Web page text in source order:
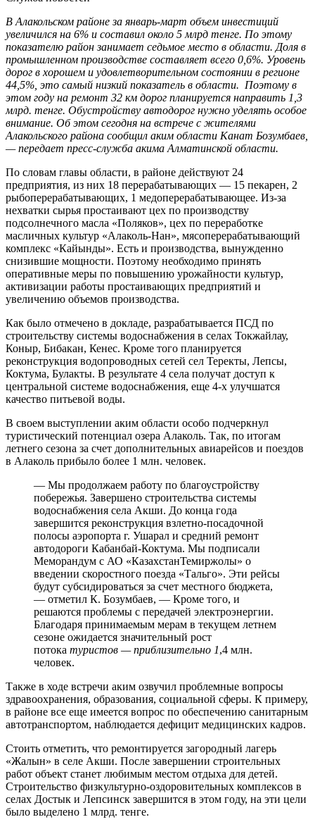
В Алакольском районе за январь-март объем инвестиций
увеличился на 6% и составил около 5 млрд тенге. По этому
показателю район занимает седьмое место в области. Доля в
промышленном производстве составляет всего 0,6%. Уровень
дорог в хорошем и удовлетворительном состоянии в регионе
44,5%, это самый низкий показатель в области. Поэтому в
этом году на ремонт 32 км дорог планируется направить 1,3
млрд. тенге. Обустройству автодорог нужно уделять особое
внимание. Об этом сегодня на встрече с жителями
Алакольского района сообщил аким области Канат Бозумбаев,
— передает пресс-служба акима Алматинской области.
По словам главы области, в районе действуют 24
предприятия, из них 18 перерабатывающих — 15 пекарен, 2
рыбоперерабатывающих, 1 медоперерабатывающее. Из-за
нехватки сырья простаивают цех по производству
подсолнечного масла «Поляков», цех по переработке
масличных культур «Алаколь-Нан», мясоперерабатывающий
комплекс «Кайынды». Есть и производства, вынужденно
снизившие мощности. Поэтому необходимо принять
оперативные меры по повышению урожайности культур,
активизации работы простаивающих предприятий и
увеличению объемов производства.
Как было отмечено в докладе, разрабатывается ПСД по
строительству системы водоснабжения в селах Токжайлау,
Коныр, Бибакан, Кенес. Кроме того планируется
реконструкция водопроводных сетей сел Теректы, Лепсы,
Коктума, Булакты. В результате 4 села получат доступ к
центральной системе водоснабжения, еще 4-х улучшатся
качество питьевой воды.
В своем выступлении аким области особо подчеркнул
туристический потенциал озера Алаколь. Так, по итогам
летнего сезона за счет дополнительных авиарейсов и поездов
в Алаколь прибыло более 1 млн. человек.
— Мы продолжаем работу по благоустройству
побережья. Завершено строительства системы
водоснабжения села Акши. До конца года
завершится реконструкция взлетно-посадочной
полосы аэропорта г. Ушарал и средний ремонт
автодороги Кабанбай-Коктума. Мы подписали
Меморандум с АО «КазахстанТемиржолы» о
введении скоростного поезда «Тальго». Эти рейсы
будут субсидироваться за счет местного бюджета,
— отметил К. Бозумбаев, — Кроме того, и
решаются проблемы с передачей электроэнергии.
Благодаря принимаемым мерам в текущем летнем
сезоне ожидается значительный рост
потока туристов — приблизительно 1,4 млн.
человек.
Также в ходе встречи аким озвучил проблемные вопросы
здравоохранения, образования, социальной сферы. К примеру,
в районе все еще имеется вопрос по обеспечению санитарным
автотранспортом, наблюдается дефицит медицинских кадров.
Стоить отметить, что ремонтируется загородный лагерь
«Жалын» в селе Акши. После завершении строительных
работ объект станет любимым местом отдыха для детей.
Строительство физкультурно-оздоровительных комплексов в
селах Достык и Лепсинск завершится в этом году, на эти цели
было выделено 1 млрд. тенге.